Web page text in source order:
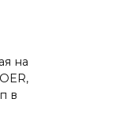
на
в